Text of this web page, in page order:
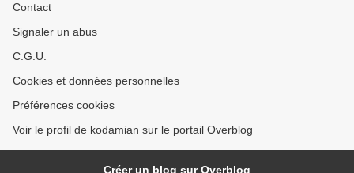
Contact
Signaler un abus
C.G.U.
Cookies et données personnelles
Préférences cookies
Voir le profil de kodamian sur le portail Overblog
Créer un blog sur Overblog